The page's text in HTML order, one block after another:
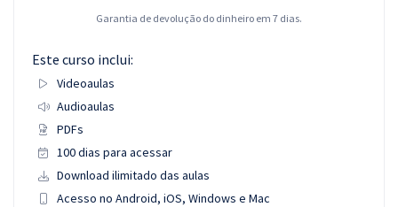
Garantia de devolução do dinheiro em 7 dias.
Este curso inclui:
Videoaulas
Audioaulas
PDFs
100 dias para acessar
Download ilimitado das aulas
Acesso no Android, iOS, Windows e Mac